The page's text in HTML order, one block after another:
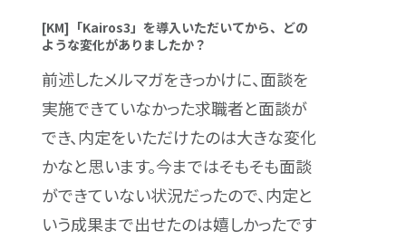
[KM]「Kairos3」を導入いただいてから、どの
ような変化がありましたか？
前述したメルマガをきっかけに、面談を
実施できていなかった求職者と面談が
でき、内定をいただけたのは大きな変化
かなと思います。今まではそもそも面談
ができていない状況だったので、内定と
いう成果まで出せたのは嬉しかったです